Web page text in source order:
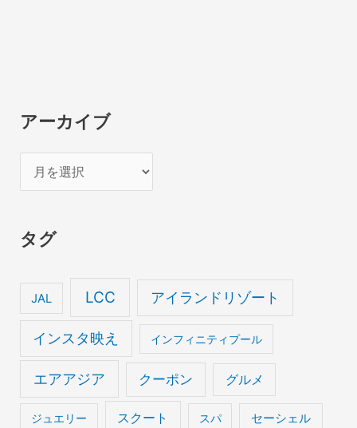
アーカイブ
ー
イ
タグ
JAL LCC アイランドリゾート
インスタ映え インフィニティプール
エアアジア クーポン グルメ
ジュエリー スクート スパ セーシェル